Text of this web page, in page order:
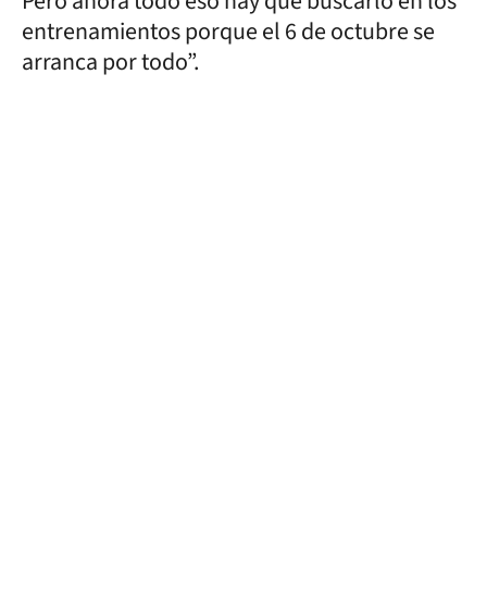
entrenamientos porque el 6 de octubre se
arranca por todo”.